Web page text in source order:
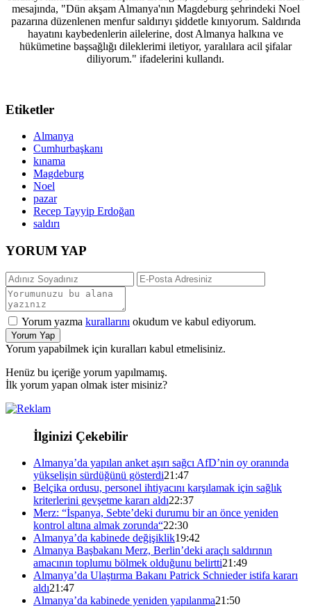
mesajında, "Dün akşam Almanya'nın Magdeburg şehrindeki Noel
pazarına düzenlenen menfur saldırıyı şiddetle kınıyorum. Saldırıda
hayatını kaybedenlerin ailelerine, dost Almanya halkına ve
hükümetine başsağlığı dileklerimi iletiyor, yaralılara acil şifalar
diliyorum." ifadelerini kullandı.
Etiketler
Almanya
Cumhurbaşkanı
kınama
Magdeburg
Noel
pazar
Recep Tayyip Erdoğan
saldırı
YORUM YAP
Yorum yazma kurallarını okudum ve kabul ediyorum.
Yorum Yap
Yorum yapabilmek için kuralları kabul etmelisiniz.
Henüz bu içeriğe yorum yapılmamış.
İlk yorum yapan olmak ister misiniz?
İlginizi Çekebilir
Almanya’da yapılan anket aşırı sağcı AfD’nin oy oranında
yükselişin sürdüğünü gösterdi21:47
Belçika ordusu, personel ihtiyacını karşılamak için sağlık
kriterlerini gevşetme kararı aldı22:37
Merz: “İspanya, Sebte’deki durumu bir an önce yeniden
kontrol altına almak zorunda“22:30
Almanya’da kabinede değişiklik19:42
Almanya Başbakanı Merz, Berlin’deki araçlı saldırının
amacının toplumu bölmek olduğunu belirtti21:49
Almanya’da Ulaştırma Bakanı Patrick Schnieder istifa kararı
aldı21:47
Almanya’da kabinede yeniden yapılanma21:50